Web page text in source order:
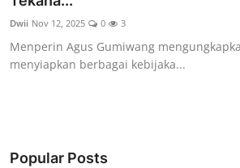
Rekomendasi
Dwii Nov 12, 2025 0 3
Menperin Agus Gumiwang
menyiapkan berbagai kebijaka...
Popular Posts